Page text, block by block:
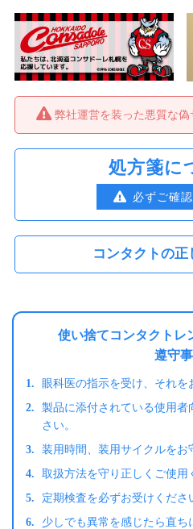
弊社運営を装った悪質な
処方箋に
必ずご確
コンタクトの正
使い捨てコンタクトレ
遵守
1.
眼科医の指示を受け、それを
2.
製品に添付されている使用
さい。
3.
装用時間、装用サイクルをお
4.
取扱方法を守り正しくご使用
5.
定期検査を必ずお受けくださ
6.
少しでも異常を感じたら直